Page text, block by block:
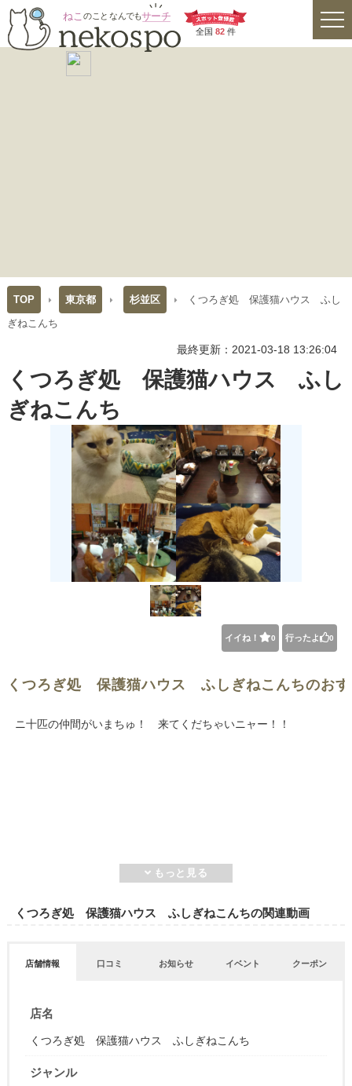
全国 82件
TOP 東京都 杉並区
くつろぎ処 保護猫ハウス ふし
ぎねこんち
最終更新：2021-03-18 13:26:04
くつろぎ処 保護猫ハウス ふし
ぎねこんち
イイね！ 0 行ったよ 0
くつろぎ処 保護猫ハウス ふしぎねこんちのおす
ニ十匹の仲間がいまちゅ！ 来てくだちゃいニャー！！
くつろぎ処 保護猫ハウス ふしぎねこんちの関連動画
店舗情報 口コミ お知らせ イベント クーポン
店名
くつろぎ処 保護猫ハウス ふしぎねこんち
ジャンル